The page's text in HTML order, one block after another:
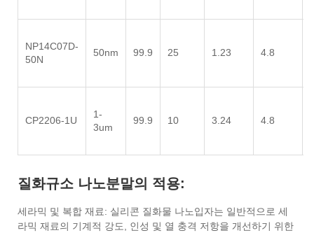
NP14C07D-
50N
50nm 99.9 25 1.23 4.8
CP2206-1U
1-
3um
99.9 10 3.24 4.8
질화규소 나노분말의 적용:
세라믹 및 복합 재료: 실리콘 질화물 나노입자는 일반적으로 세
라믹 재료의 기계적 강도, 인성 및 열 충격 저항을 개선하기 위한